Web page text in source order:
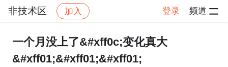
非技术区 加入 登录 频道
社区 非技术区 帖子详情
一个月没上了&#xff0c;变化真大
&#xff01;&#xff01;&#xff01;